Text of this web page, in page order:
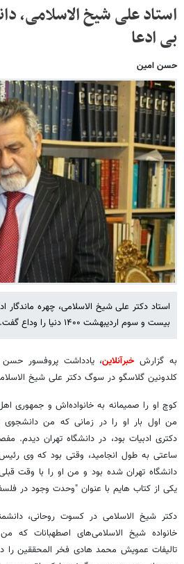
استاد علی شیخ الاسلامی،
بی ادعا
حسن امین
استاد دکتر علی شیخ الاسلامی، چهره ماندگار
بیست و سوم اردیبهشت ۱۴۰۰ دنیا را وداع گفت.
به گزارشخبرآنلاین، یادداشت پروفسور حسن
کلدونین گلاسگو در سوگ دکتر علی شیخ
کوچ او را صمیمانه به خانواده‌اش و جمهوری
من اول بار او را در زمانی که من
دکتری ادبیات بود، در دانشگاه تهران دیدم.
ساعتی به طول انجامید، وقتی بود که وی
دانشگاه تهران شده بود و من او را با وقت
یکی از کتاب هایم با عنوان "وحدت وجود در
دکتر شیخ الاسلامی در کسوت روحانی،
خانواده شیخ الاسلامی‌های اصطهبانات که
تالیفات عمویش محمد هادی فخر المحققین را